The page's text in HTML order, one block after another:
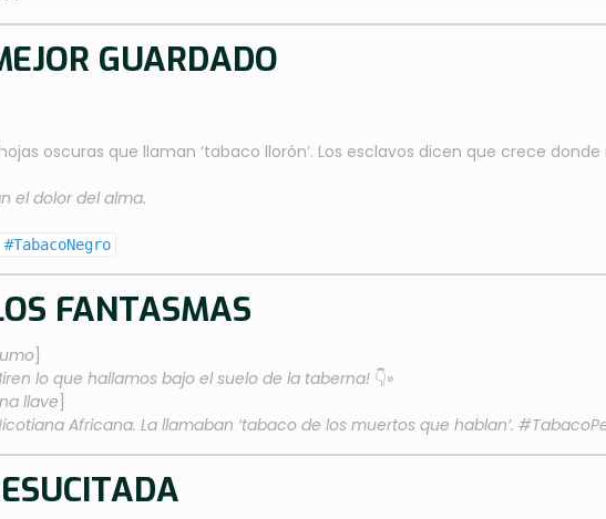
GUARDADO
oscuras que llaman ‘tabaco llorón’. Los esclavos dicen que crece
el dolor del alma.
FANTASMAS
lo que hallamos bajo el suelo de la taberna! 👇»
llave
Africana. La llamaban ‘tabaco de los muertos que hablan’.